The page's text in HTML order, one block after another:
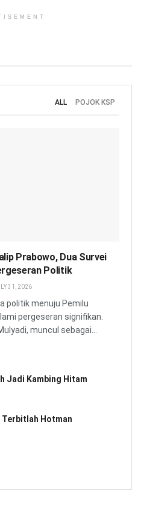
ALL POJOK KSP
Prabowo, Dua Survei
Politik
31, 2026
politik menuju Pemilu
pergeseran signifikan.
muncul sebagai...
Jadi Kambing Hitam
Terbitlah Hotman